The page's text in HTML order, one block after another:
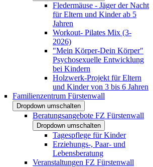
Fledermäuse - Jäger der Nacht
für Eltern und Kinder ab 5
Jahren
Workout- Pilates Mix (3-
2026)
"Mein Körper-Dein Körper"
Psychosexuelle Entwicklung
bei Kindern
Holzwerk-Projekt für Eltern
und Kinder von 3 bis 6 Jahren
Familienzentrum Fürstenwall
Dropdown umschalten
Beratungsangebote FZ Fürstenwall
Dropdown umschalten
Tagespflege für Kinder
Erziehungs-, Paar- und
Lebensberatung
Veranstaltungen FZ Fürstenwall